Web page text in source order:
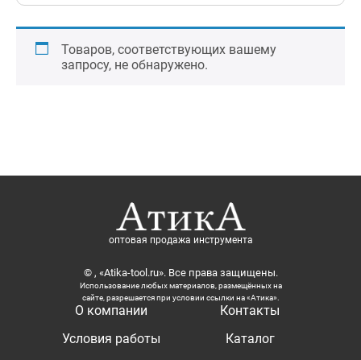
Товаров, соответствующих вашему
запросу, не обнаружено.
оптовая продажа инструмента
© , «Atika-tool.ru». Все права защищены.
Использование любых материалов, размещённых на
сайте, разрешается при условии ссылки на «Атика».
О компании
Условия работы
Контакты
Каталог